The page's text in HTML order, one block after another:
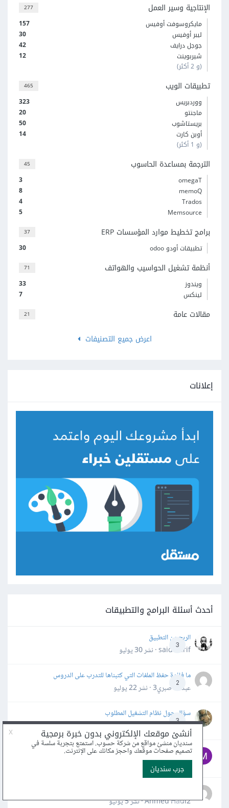
277 الإنتاجية وسير العمل
157
مايكروسوفت أوفيس
30
ليبر أوفيس
42
جوجل درايف
12
شيربوينت
(و 2 أكثر)
465 تطبيقات الويب
323
ووردبريس
20
ماجنتو
50
بريستاشوب
14
أوبن كارت
(و 1 أكثر)
45 الترجمة بمساعدة الحاسوب
3
omegaT
8
memoQ
4
Trados
5
Memsource
37 برامج تخطيط موارد المؤسسات ERP
30 تطبيقات أودو odoo
71 أنظمة تشغيل الحواسيب والهواتف
33
ويندوز
7
لينكس
21
مقالات عامة
اعرض جميع التصنيفات
إعلانات
أحدث أسئلة البرامج والتطبيقات
3
الربح من التطبيق
said darif · نشر
30 يوليو
2
ما فائدة حفظ الملفات التي كتبناها للتدرب على الدروس
عبدالله صبري3 · نشر
22 يوليو
3
سؤال حول نظام التشغيل المطلوب
Zakaria Kh · نشر
22 يوليو
2
صعوبة في تتبع الدورة - إلى أي درس وصلت؟
Mounzer Soufi · نشر
Ahmed Hadi2 · نشر
5 يونيو